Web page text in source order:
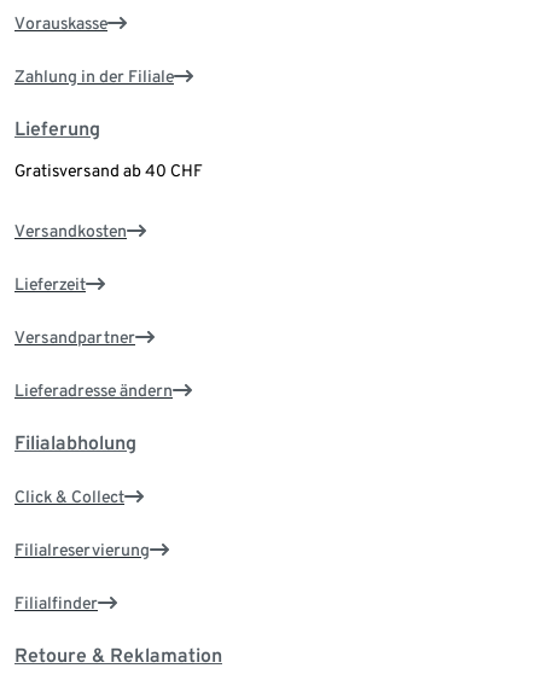
Vorauskasse
Zahlung in der Filiale
Lieferung
Gratisversand ab 40 CHF
Versandkosten
Lieferzeit
Versandpartner
Lieferadresse ändern
Filialabholung
Click & Collect
Filialreservierung
Filialfinder
Retoure & Reklamation